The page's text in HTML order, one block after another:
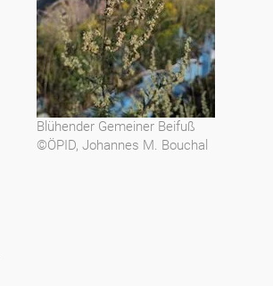
Blühender Gemeiner Beifuß
©ÖPID, Johannes M. Bouchal